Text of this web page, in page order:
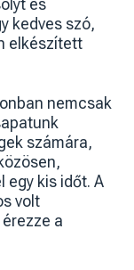
és
kedves szó,
elkészített
nemcsak
számára,
egy kis időt. A
volt
a